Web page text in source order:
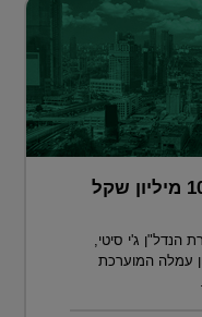
המתווך שאיבד עמלה של 10 מיליון שקל
הנדל"ן ג'י סיטי,
עמלה המוערכת